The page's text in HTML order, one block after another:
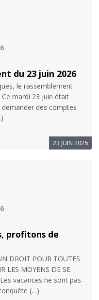
23 JUIN 2026
du 23 juin 2026
le rassemblement
mardi 23 juin était
des comptes
profitons de
DROIT POUR TOUTES
LES MOYENS DE SE
Les vacances ne sont pas
(…)